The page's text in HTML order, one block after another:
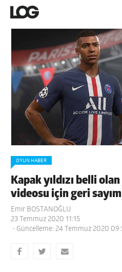
OYUN HABER
Kapak yıldızı belli
videosu için geri sayım
Emir BOSTANOĞLU
23 Temmuz 2020 11:15
- Güncelleme: 24 Temmuz 2020